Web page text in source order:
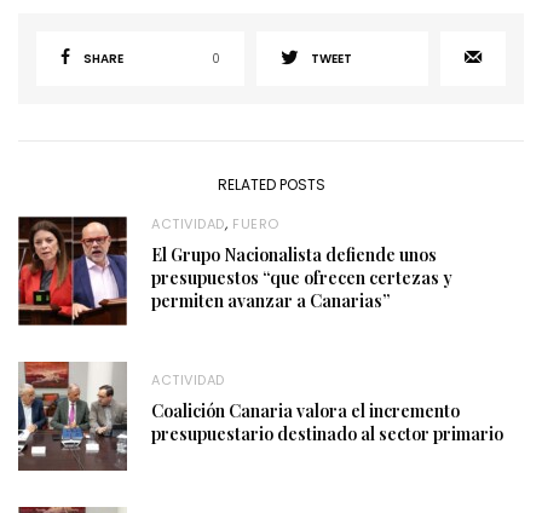
SHARE 0 TWEET
RELATED POSTS
ACTIVIDAD, FUERO
El Grupo Nacionalista defiende unos
presupuestos “que ofrecen certezas y
permiten avanzar a Canarias”
ACTIVIDAD
Coalición Canaria valora el incremento
presupuestario destinado al sector primario